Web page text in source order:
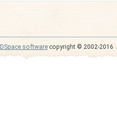
DSpace software copyright © 2002-2016